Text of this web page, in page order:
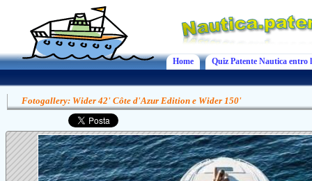
Home Quiz Patente Nautica entro
Fotogallery: Wider 42' Côte d'Azur Edition e Wider 150'